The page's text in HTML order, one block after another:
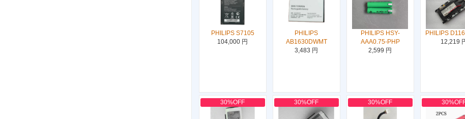
PHILIPS S7105
104,000 円
PHILIPS
AB1630DWMT
3,483 円
PHILIPS HSY-
AAA0.75-PHP
2,599 円
PHILIPS
12,219
30%OFF 30%OFF 30%OFF